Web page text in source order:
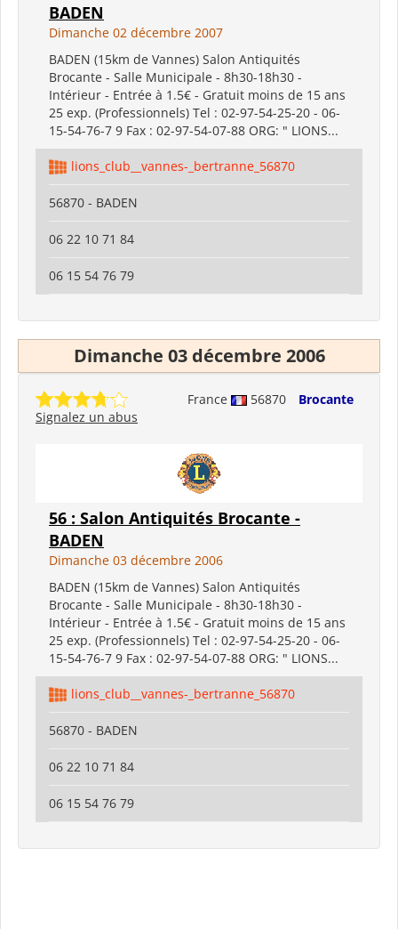
BADEN
Dimanche 02 décembre 2007
BADEN (15km de Vannes) Salon Antiquités
Brocante - Salle Municipale - 8h30-18h30 -
Intérieur - Entrée à 1.5€ - Gratuit moins de 15 ans
25 exp. (Professionnels) Tel : 02-97-54-25-20 - 06-
15-54-76-7 9 Fax : 02-97-54-07-88 ORG: " LIONS...
lions_club__vannes-_bertranne_56870
56870 - BADEN
06 22 10 71 84
06 15 54 76 79
Dimanche 03 décembre 2006
France 56870
Brocante
Signalez un abus
56 : Salon Antiquités Brocante -
BADEN
Dimanche 03 décembre 2006
BADEN (15km de Vannes) Salon Antiquités
Brocante - Salle Municipale - 8h30-18h30 -
Intérieur - Entrée à 1.5€ - Gratuit moins de 15 ans
25 exp. (Professionnels) Tel : 02-97-54-25-20 - 06-
15-54-76-7 9 Fax : 02-97-54-07-88 ORG: " LIONS...
lions_club__vannes-_bertranne_56870
56870 - BADEN
06 22 10 71 84
06 15 54 76 79